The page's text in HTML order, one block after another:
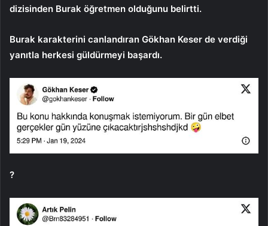
dizisinden Burak öğretmen olduğunu belirtti.
Burak karakterini canlandıran Gökhan Keser de verdiği
yanıtla herkesi güldürmeyi başardı.
?